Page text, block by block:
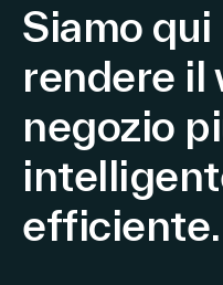
Siamo
rendere il
negozio
efficiente.